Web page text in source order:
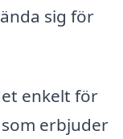
sig för
enkelt för
erbjuder